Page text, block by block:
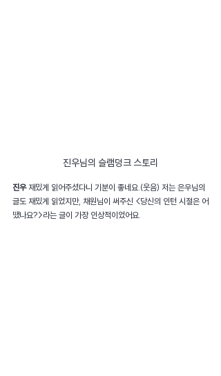
진우님의 슬램덩크 스토리
진우 재밌게 읽어주셨다니 기분이 좋네요.(웃음) 저는 은우님의
글도 재밌게 읽었지만, 채원님이 써주신 <당신의 인턴 시절은 어
땠나요?>라는 글이 가장 인상적이었어요.